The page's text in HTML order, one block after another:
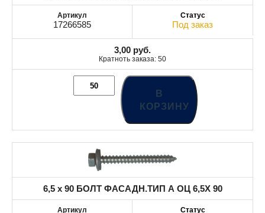
17266585 Под заказ
3,00 руб.
Кратноть заказа: 50
В
КОРЗИНУ
6,5 x 90 БОЛТ ФАСАДН.ТИП А ОЦ 6,5X 90